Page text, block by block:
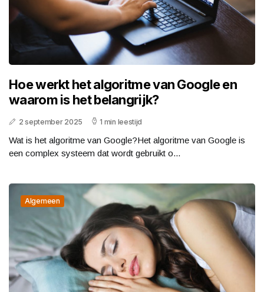
Hoe werkt het algoritme van Google en
waarom is het belangrijk?
2 september 2025 1 min leestijd
Wat is het algoritme van Google?Het algoritme van Google is
een complex systeem dat wordt gebruikt o...
Algemeen